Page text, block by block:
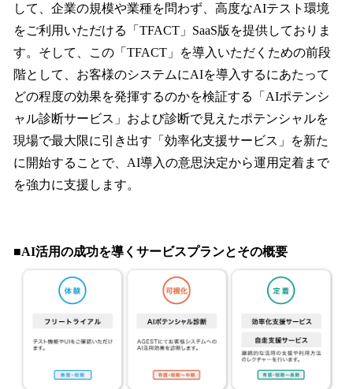
して、企業の規模や業種を問わず、高度なAIテスト環境
をご利用いただける「TFACT」SaaS版を提供しておりま
す。そして、この「TFACT」を導入いただくための前段
階として、お客様のシステムにAIを導入するにあたって
どの程度の効果を発揮するのかを検証する「AIポテンシ
ャル診断サービス」および診断で見えたポテンシャルを
現場で最大限に引き出す「効率化支援サービス」を新た
に開始することで、AI導入の意思決定から運用定着まで
を強力に支援します。
■AI活用の成功を導くサービスプランとその概要